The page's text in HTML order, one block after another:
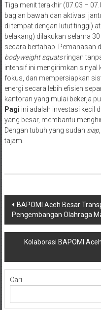
Tiga menit terakhir (07.03 –
bagian bawah dan aktivasi
di tempat dengan lutut tinggi)
belakang) dilakukan selama
secara bertahap. Pemanasan
bodyweight squatsringan
intensif ini mengirimkan sinyal
fokus, dan mempersiapkan
energi secara lebih efisien
kantoran yang mulai bekerja
Pagi ini adalah investasi kecil
yang besar, membantu
Dengan tubuh yang sudah siap
tajam.
Navigasi
pos
BAPOMI Aceh Besar
Pengembangan Olahraga
Kolaborasi BAPOMI
Cari